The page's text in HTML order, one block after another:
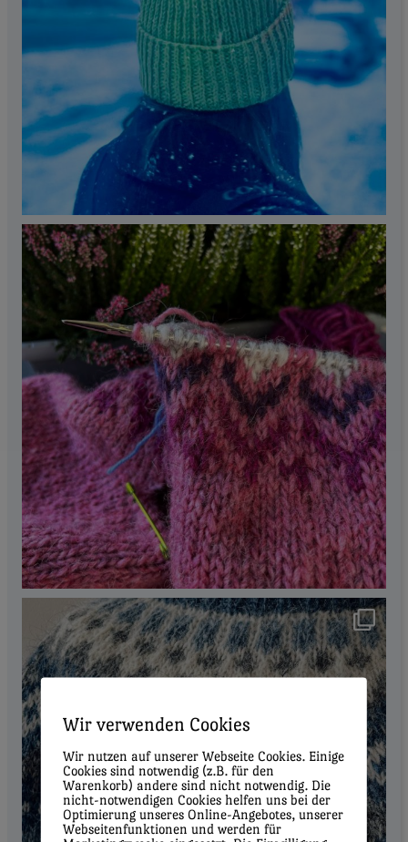
Wir verwenden Cookies
Wir nutzen auf unserer Webseite Cookies. Einige
Cookies sind notwendig (z.B. für den
Warenkorb) andere sind nicht notwendig. Die
nicht-notwendigen Cookies helfen uns bei der
Optimierung unseres Online-Angebotes, unserer
Webseitenfunktionen und werden für